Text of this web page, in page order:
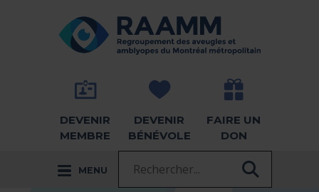
RETOUR À LA PAGE D'ACCUEIL -
DEVENIR
MEMBRE
DEVENIR
BÉNÉVOLE
FAIRE UN
DON
MENU